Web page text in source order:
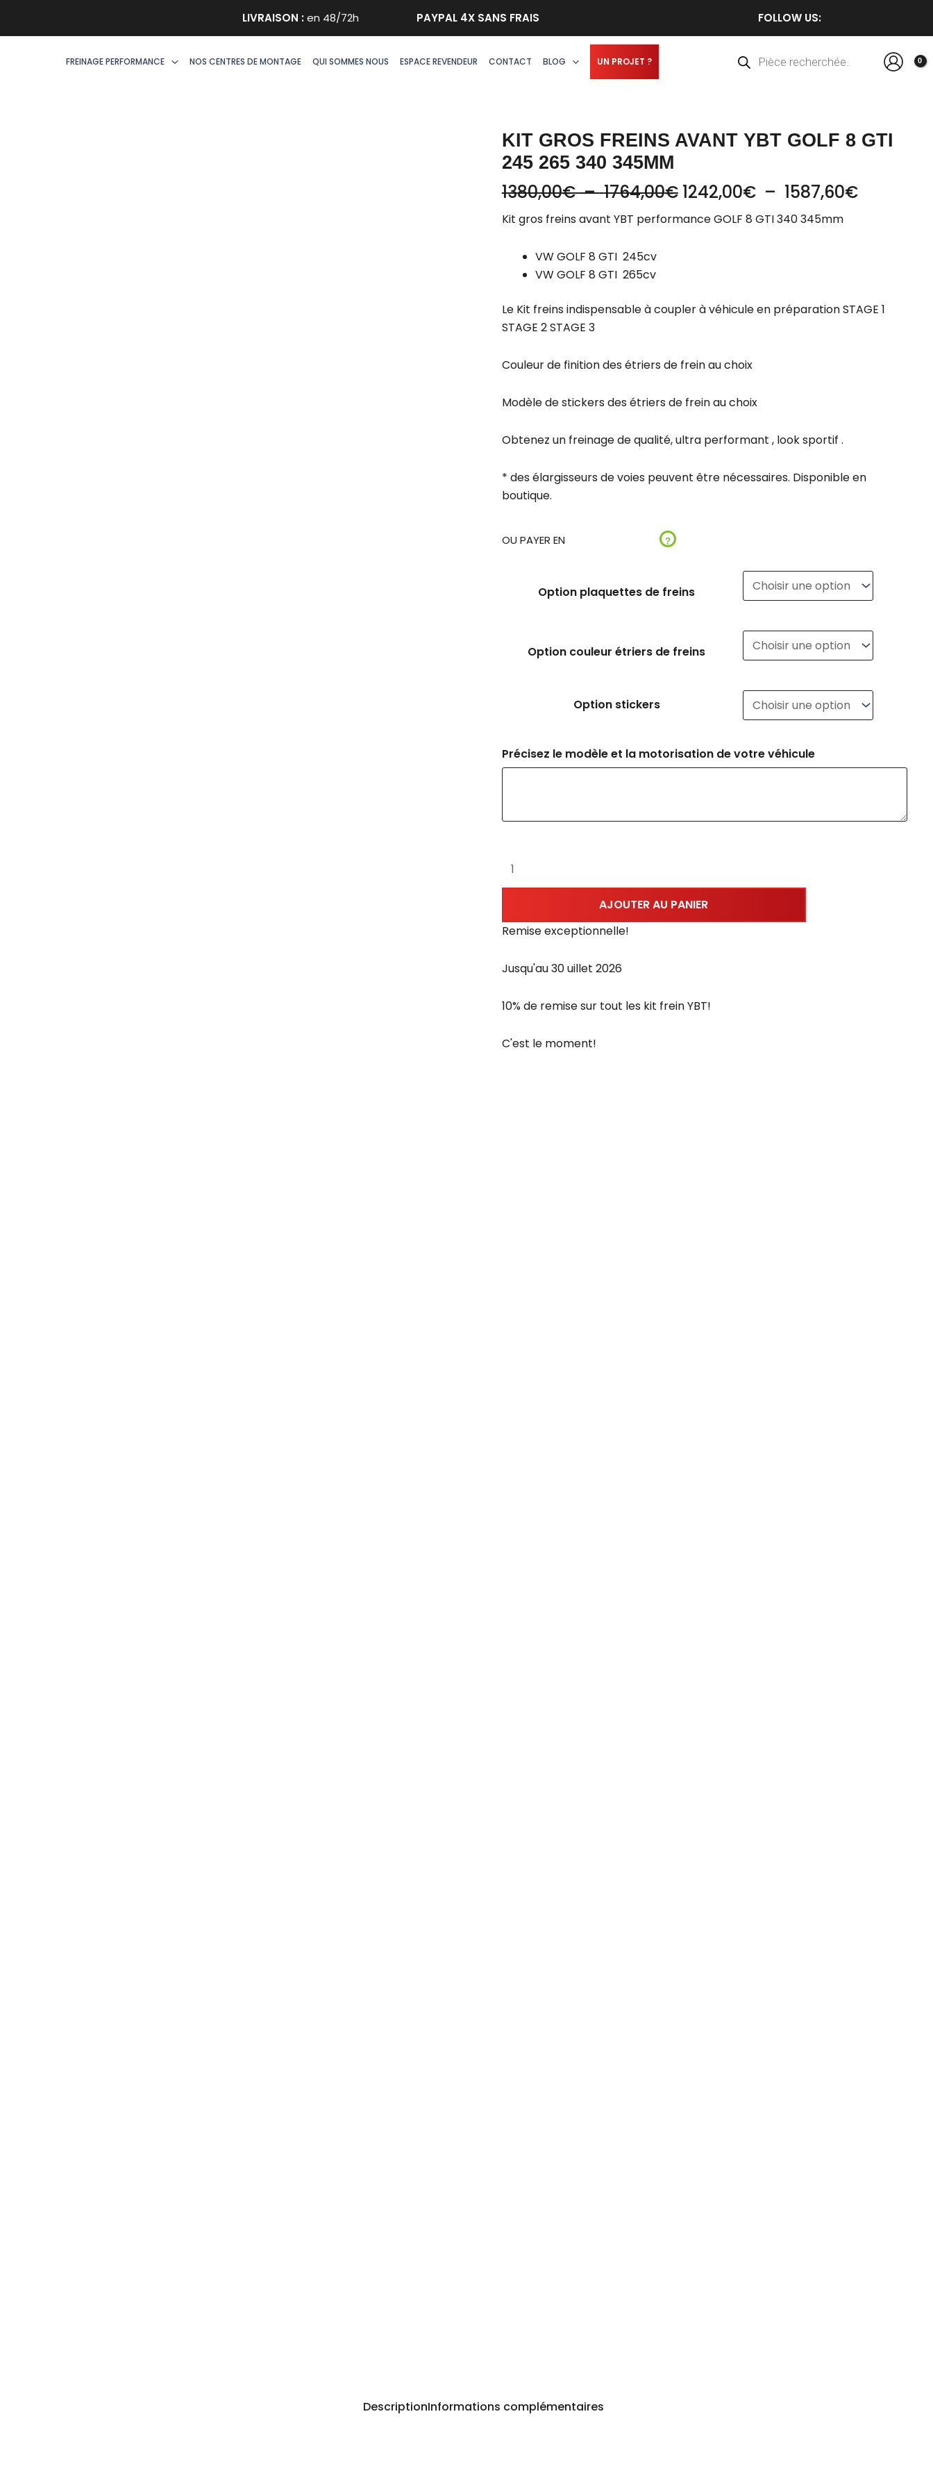
LIVRAISON : en 48/72h PAYPAL 4X SANS FRAIS FOLLOW US:
FREINAGE PERFORMANCE NOS CENTRES DE MONTAGE QUI SOMMES NOUS ESPACE REVENDEUR CONTACT BLOG UN PROJET ?
Recherche
produits
KIT GROS FREINS AVANT YBT GOLF 8 GTI
245 265 340 345MM
1380,00€–1764,00€
prix :
1380,00€
1242,00€ – 1587,60€
prix :
1242,00€
Kit gros freins avant YBT performance GOLF 8 GTI 340 345mm
VW GOLF 8 GTI 245cv
VW GOLF 8 GTI 265cv
Le Kit freins indispensable à coupler à véhicule en préparation STAGE 1
STAGE 2 STAGE 3
Couleur de finition des étriers de frein au choix
Modèle de stickers des étriers de frein au choix
Obtenez un freinage de qualité, ultra performant , look sportif .
* des élargisseurs de voies peuvent être nécessaires. Disponible en
boutique.
OU PAYER EN ?
Option plaquettes de freins
Option couleur étriers de freins
Option stickers
Précisez le modèle et la motorisation de votre véhicule
de
gros
GOLF
8
GTI
245
340
AJOUTER AU PANIER
Remise exceptionnelle!
Jusqu'au 30 uillet 2026
10% de remise sur tout les kit frein YBT!
C'est le moment!
DescriptionInformations complémentaires